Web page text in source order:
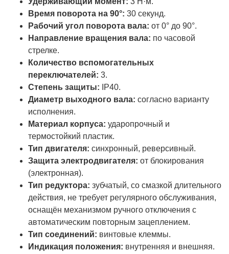
Время поворота на 90°: 30 секунд.
Рабочий угол поворота вала: от 0° до 90°.
Направление вращения вала: по часовой
стрелке.
Количество вспомогательных
переключателей: 3.
Степень защиты: IP40.
Диаметр выходного вала: согласно варианту
исполнения.
Материал корпуса: ударопрочный и
термостойкий пластик.
Тип двигателя: синхронный, реверсивный.
Защита электродвигателя: от блокирования
(электронная).
Тип редуктора: зубчатый, со смазкой длительного
действия, не требует регулярного обслуживания,
оснащён механизмом ручного отключения с
автоматическим повторным зацеплением.
Тип соединений: винтовые клеммы.
Индикация положения: внутренняя и внешняя.